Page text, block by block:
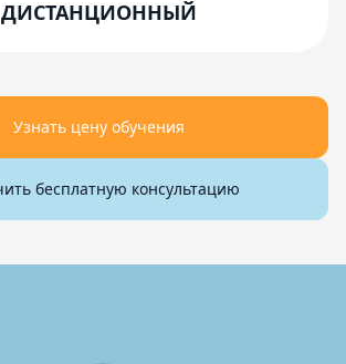
ДИСТАНЦИОННЫЙ
Узнать цену обучения
бесплатную консультацию